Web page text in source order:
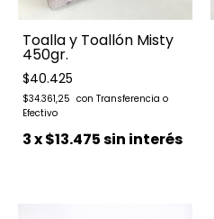
Toalla y Toallón Misty
450gr.
$40.425
$34.361,25
3x$13.475sin interés